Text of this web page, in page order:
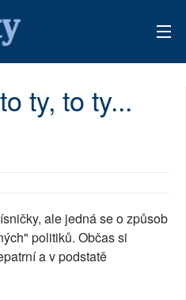
ty, to ty...
ale jedná se o způsob
politiků. Občas si
a v podstatě